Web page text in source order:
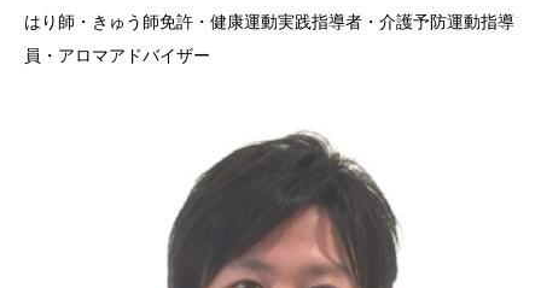
はり師・きゅう師免許・健康運動実践指導者・介護予防運動指導
員・アロマアドバイザー